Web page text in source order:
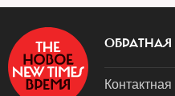
ОБРАТНАЯ